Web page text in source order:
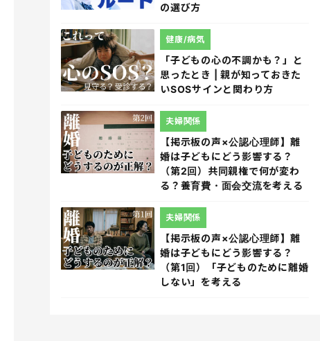
の選び方
「子どもの心の不調かも？」と
思ったとき | 親が知っておきた
いSOSサインと関わり方
健康/病気
【掲示板の声×公認心理師】離
婚は子どもにどう影響する？
（第2回）共同親権で何が変わ
る？養育費・面会交流を考える
夫婦関係
【掲示板の声×公認心理師】離
婚は子どもにどう影響する？
（第1回）「子どものために離婚
しない」を考える
夫婦関係